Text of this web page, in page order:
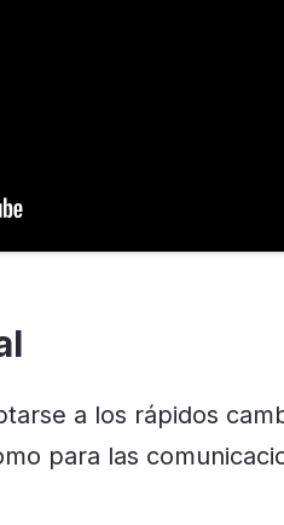
a los rápidos
para las